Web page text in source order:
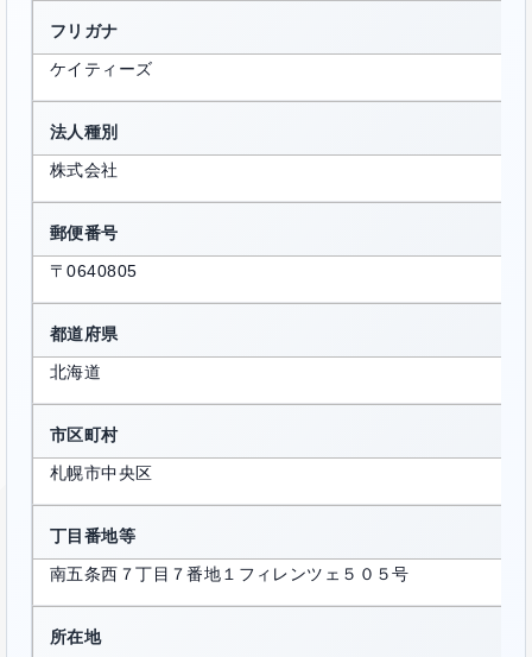
フリガナ
ケイティーズ
法人種別
株式会社
郵便番号
〒0640805
都道府県
北海道
市区町村
札幌市中央区
丁目番地等
南五条西７丁目７番地１フィレンツェ５０５号
所在地